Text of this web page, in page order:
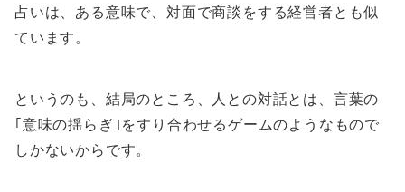
占いは、ある意味で、対面で商談をする経営者とも似
ています。
というのも、結局のところ、人との対話とは、言葉の
｢意味の揺らぎ｣をすり合わせるゲームのようなもので
しかないからです。